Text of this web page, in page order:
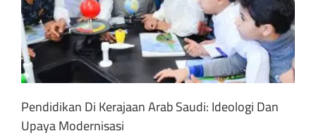
Pendidikan Di Kerajaan Arab Saudi: Ideologi Dan
Upaya Modernisasi